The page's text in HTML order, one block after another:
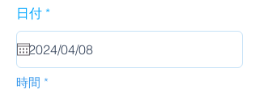
日付 *r
u
i
時間